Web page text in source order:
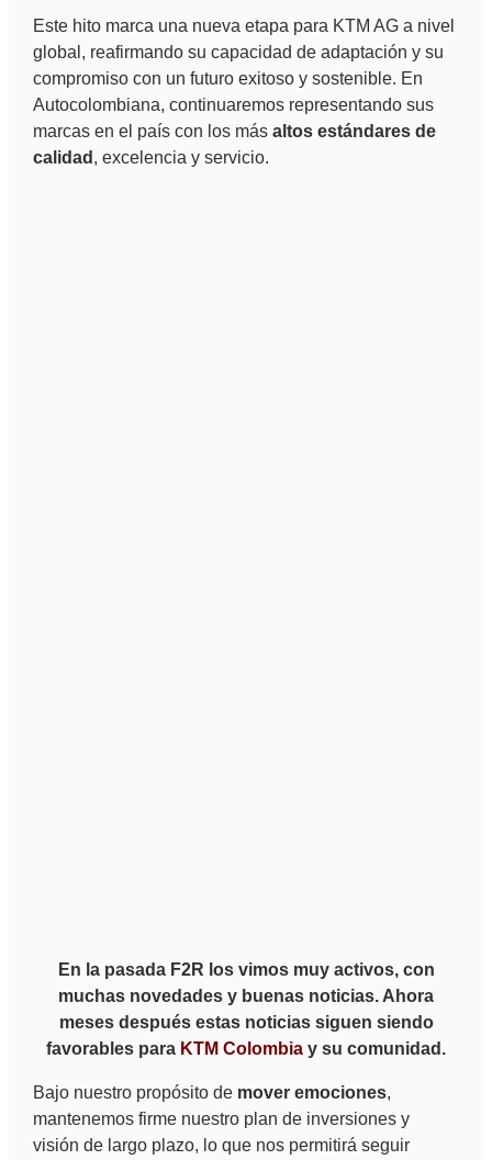
Este hito marca una nueva etapa para KTM AG a nivel
global, reafirmando su capacidad de adaptación y su
compromiso con un futuro exitoso y sostenible. En
Autocolombiana, continuaremos representando sus
marcas en el país con los más altos estándares de
calidad , excelencia y servicio.
En la pasada F2R los vimos muy activos, con
muchas novedades y buenas noticias. Ahora
meses después estas noticias siguen siendo
favorables para KTM Colombia y su comunidad.
Bajo nuestro propósito de mover emociones,
mantenemos firme nuestro plan de inversiones y
visión de largo plazo, lo que nos permitirá seguir